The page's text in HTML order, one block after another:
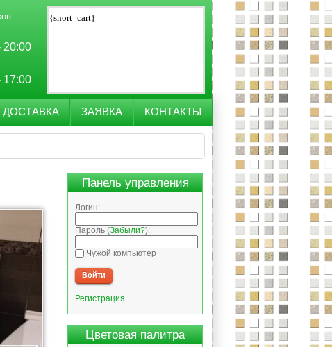
{short_cart}
20:00
17:00
ДОСТАВКА ЗАЯВКА КОНТАКТЫ
Панель управления
Логин:
Пароль (Забыли?):
Чужой компьютер
Войти
Регистрация
Цветовая палитра